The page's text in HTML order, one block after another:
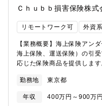
（30人程度在籍）【企業の
ざまな業界・企業出身者が
も馴染みやすい環境です。
と名前で呼び合う文化があ
います。・多様なバックグ
新しい意見や考え方を受け
入る風土が少なく、チャレ
Ｃｈｕｂｂ損害保険株式
リモートワーク可 外資
【業務概要】海上保険アン
海上保険、運送保険）の引
応じた保険商品を提供しま
償範囲と契約条件の策定:
保険契約を設計する。・リ
的なリスクを特定し、適切
勤務地 東京都
年収 400万円～900万円